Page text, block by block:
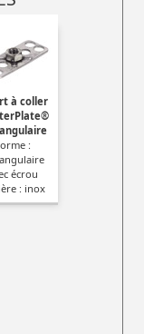
à coller
:
écrou
: inox